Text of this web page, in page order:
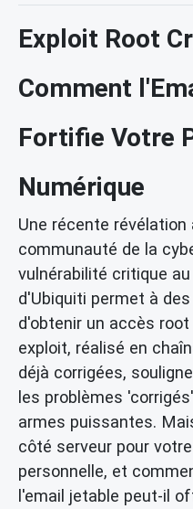
Exploit Root
Comment
Fortifie Votre
Numérique
Une récente
communauté de la
vulnérabilité critique
d'Ubiquiti permet à
d'obtenir un accès
exploit, réalisé en
déjà corrigées,
les problèmes
armes puissantes.
côté serveur pour
personnelle, et
l'email jetable peut-il